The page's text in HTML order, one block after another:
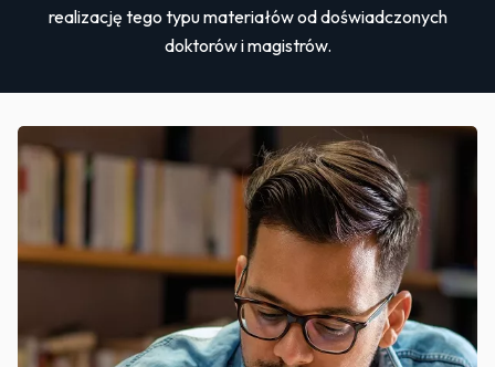
realizację tego typu materiałów od doświadczonych
doktorów i magistrów.